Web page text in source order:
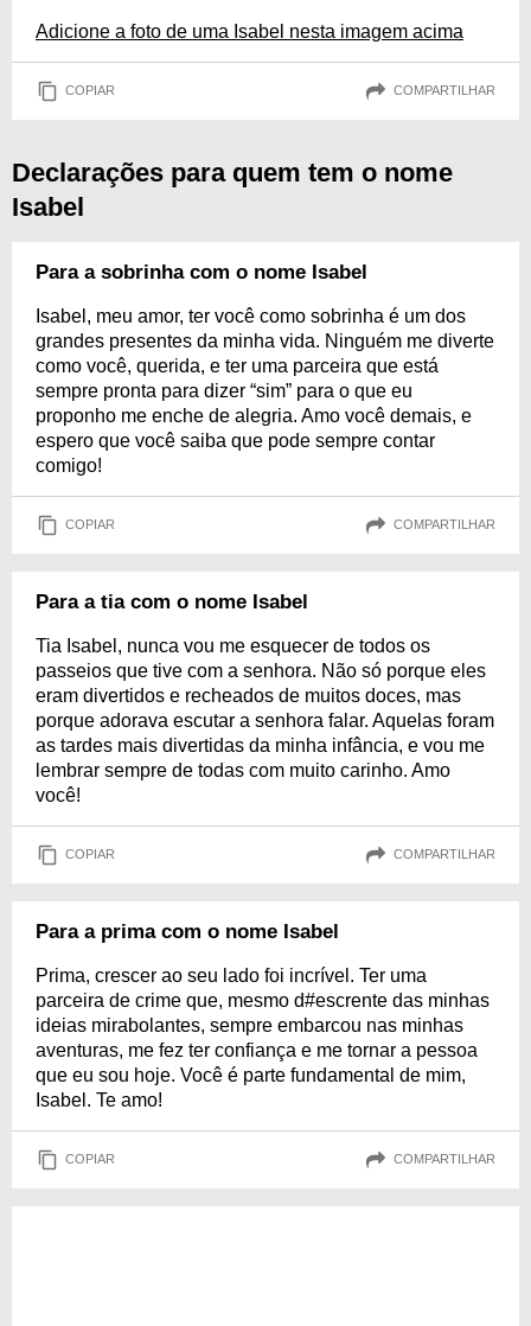
Adicione a foto de uma Isabel nesta imagem acima
COPIAR COMPARTILHAR
Declarações para quem tem o nome
Isabel
Para a sobrinha com o nome Isabel
Isabel, meu amor, ter você como sobrinha é um dos
grandes presentes da minha vida. Ninguém me diverte
como você, querida, e ter uma parceira que está
sempre pronta para dizer “sim” para o que eu
proponho me enche de alegria. Amo você demais, e
espero que você saiba que pode sempre contar
comigo!
COPIAR COMPARTILHAR
Para a tia com o nome Isabel
Tia Isabel, nunca vou me esquecer de todos os
passeios que tive com a senhora. Não só porque eles
eram divertidos e recheados de muitos doces, mas
porque adorava escutar a senhora falar. Aquelas foram
as tardes mais divertidas da minha infância, e vou me
lembrar sempre de todas com muito carinho. Amo
você!
COPIAR COMPARTILHAR
Para a prima com o nome Isabel
Prima, crescer ao seu lado foi incrível. Ter uma
parceira de crime que, mesmo d#escrente das minhas
ideias mirabolantes, sempre embarcou nas minhas
aventuras, me fez ter confiança e me tornar a pessoa
que eu sou hoje. Você é parte fundamental de mim,
Isabel. Te amo!
COPIAR COMPARTILHAR